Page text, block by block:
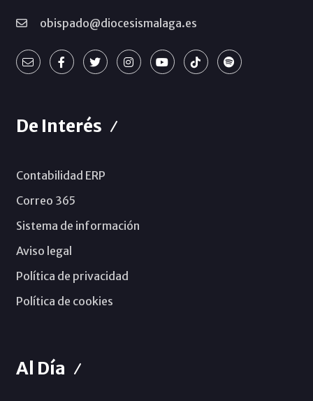
obispado@diocesismalaga.es
De Interés
Contabilidad ERP
Correo 365
Sistema de información
Aviso legal
Política de privacidad
Política de cookies
Al Día